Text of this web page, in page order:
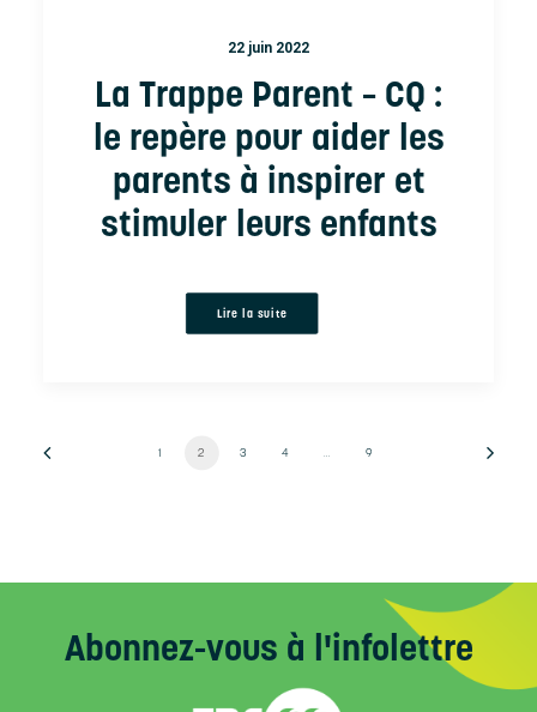
22 juin 2022
La Trappe Parent – CQ :
le repère pour aider les
parents à inspirer et
stimuler leurs enfants
Lire la suite
1 2 3 4 9
Abonnez-vous à l'infolettre